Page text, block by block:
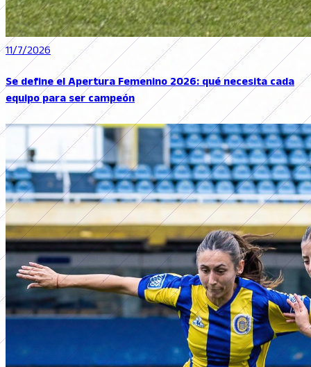
11/7/2026
Se define el Apertura Femenino 2026: qué necesita cada
equipo para ser campeón